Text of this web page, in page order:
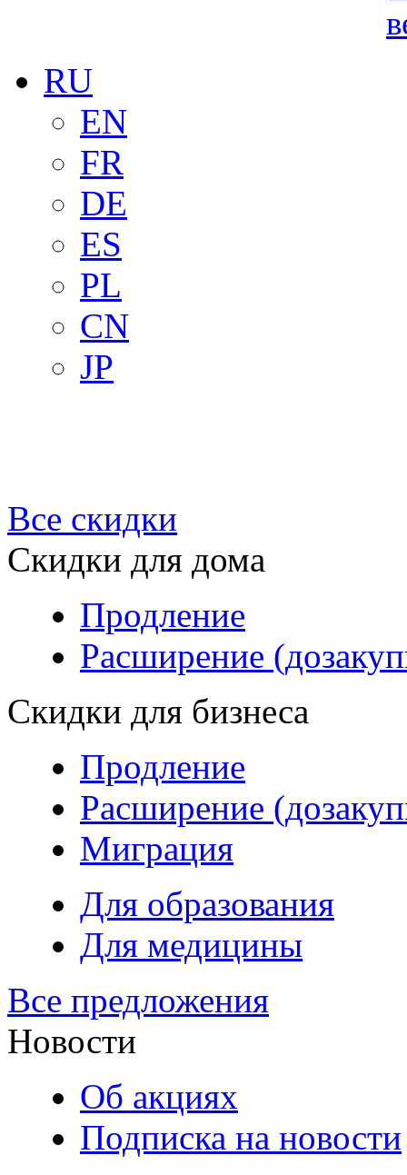
RU
EN
FR
DE
ES
PL
CN
JP
Все скидки
Скидки для дома
Продление
Расширение
Скидки для бизнеса
Продление
Расширение
Миграция
Для образования
Для медицины
Все предложения
Новости
Об акциях
Подписка на новости